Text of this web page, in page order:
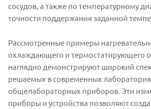
сосудов, а также по температурному
точности поддержания заданной
Рассмотренные примеры
охлаждающего и термостатирующего
наглядно демонстрируют широкий
решаемых в современных
общелабораторных приборов. Эти
приборы и устройства позволяют